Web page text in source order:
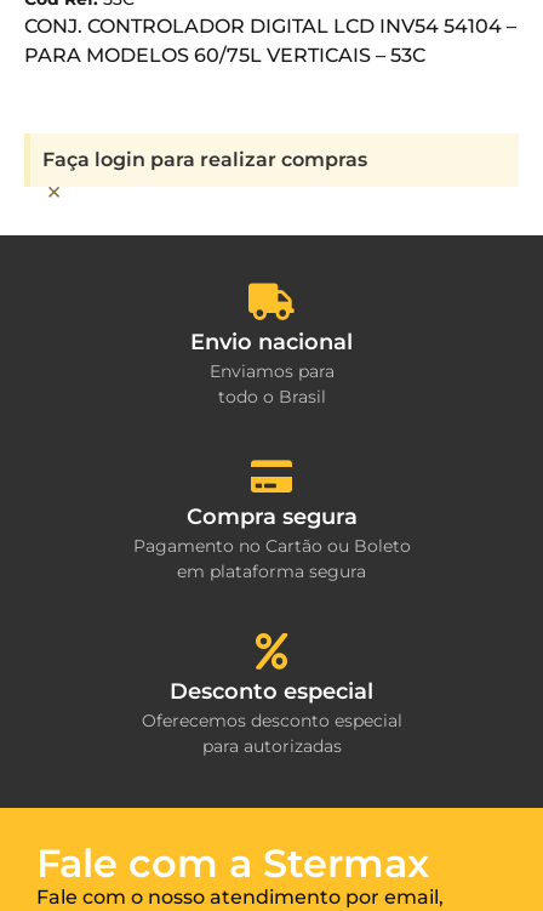
CONJ. CONTROLADOR DIGITAL LCD INV54 54104 –
PARA MODELOS 60/75L VERTICAIS – 53C
Faça login para realizar compras
×
Envio nacional
Enviamos para
todo o Brasil
Compra segura
Pagamento no Cartão ou Boleto
em plataforma segura
Desconto especial
Oferecemos desconto especial
para autorizadas
Fale com a Stermax
Fale com o nosso atendimento por email,